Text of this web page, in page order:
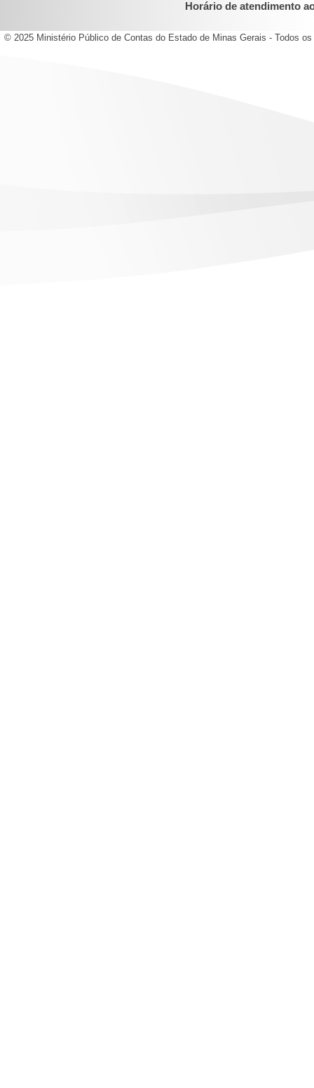
Horário de atendimento
© 2025 Ministério Público de Contas do Estado de Minas Gerais - Todos